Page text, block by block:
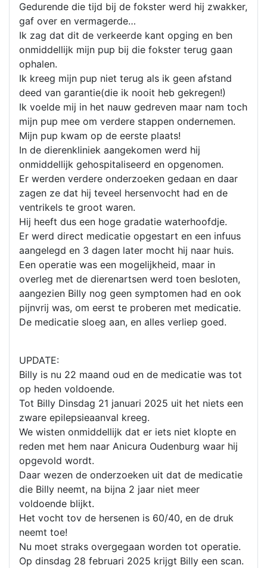
Gedurende die tijd bij de fokster werd hij zwakker,
gaf over en vermagerde…
Ik zag dat dit de verkeerde kant opging en ben
onmiddellijk mijn pup bij die fokster terug gaan
ophalen.
Ik kreeg mijn pup niet terug als ik geen afstand
deed van garantie(die ik nooit heb gekregen!)
Ik voelde mij in het nauw gedreven maar nam toch
mijn pup mee om verdere stappen ondernemen.
Mijn pup kwam op de eerste plaats!
In de dierenkliniek aangekomen werd hij
onmiddellijk gehospitaliseerd en opgenomen.
Er werden verdere onderzoeken gedaan en daar
zagen ze dat hij teveel hersenvocht had en de
ventrikels te groot waren.
Hij heeft dus een hoge gradatie waterhoofdje.
Er werd direct medicatie opgestart en een infuus
aangelegd en 3 dagen later mocht hij naar huis.
Een operatie was een mogelijkheid, maar in
overleg met de dierenartsen werd toen besloten,
aangezien Billy nog geen symptomen had en ook
pijnvrij was, om eerst te proberen met medicatie.
De medicatie sloeg aan, en alles verliep goed.
UPDATE:
Billy is nu 22 maand oud en de medicatie was tot
op heden voldoende.
Tot Billy Dinsdag 21 januari 2025 uit het niets een
zware epilepsieaanval kreeg.
We wisten onmiddellijk dat er iets niet klopte en
reden met hem naar Anicura Oudenburg waar hij
opgevold wordt.
Daar wezen de onderzoeken uit dat de medicatie
die Billy neemt, na bijna 2 jaar niet meer
voldoende blijkt.
Het vocht tov de hersenen is 60/40, en de druk
neemt toe!
Nu moet straks overgegaan worden tot operatie.
Op dinsdag 28 februari 2025 krijgt Billy een scan.